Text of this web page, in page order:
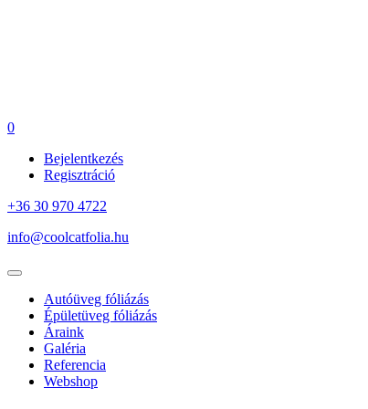
0
Bejelentkezés
Regisztráció
+36 30 970 4722
info@coolcatfolia.hu
Autóüveg fóliázás
Épületüveg fóliázás
Áraink
Galéria
Referencia
Webshop